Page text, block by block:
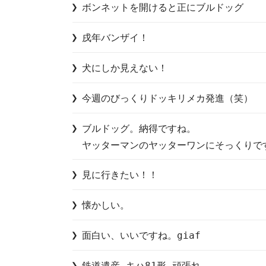
ボンネットを開けると正にブルドッグ
戌年バンザイ！
犬にしか見えない！
今週のびっくりドッキリメカ発進（笑）
ブルドッグ。納得ですね。
ヤッターマンのヤッターワンにそっくりで
見に行きたい！！
懐かしい。
面白い、いいですね。giaf